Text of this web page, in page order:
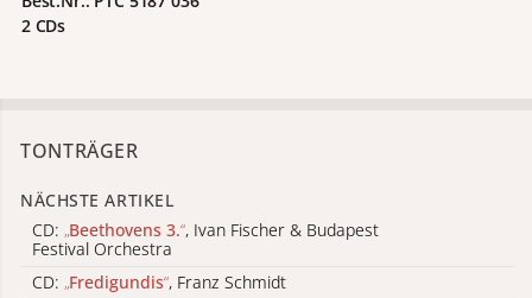
2 CDs
TONTRÄGER
NÄCHSTE ARTIKEL
CD: „Beethovens 3.“, Ivan Fischer & Budapest
Festival Orchestra
CD: „Fredigundis“, Franz Schmidt